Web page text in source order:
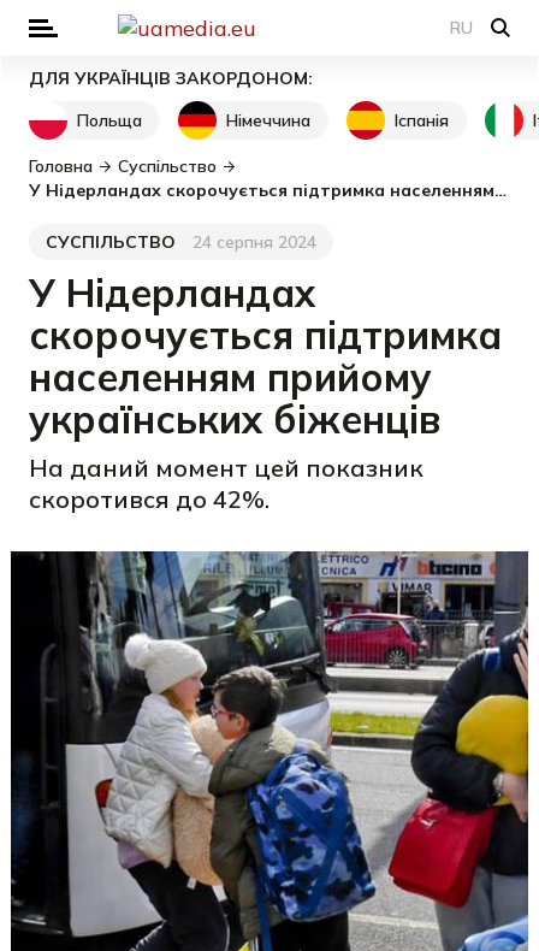
RU
ДЛЯ УКРАЇНЦІВ ЗАКОРДОНОМ:
Польща
Німеччина Іспанія
Головна
Суспільство
У Нідерландах скорочується підтримка населенням прийому українських біженців
Категорія
СУСПІЛЬСТВО
Дата публікації24 серпня 2024
У Нідерландах
скорочується підтримка
населенням прийому
українських біженців
На даний момент цей показник
скоротився до 42%.